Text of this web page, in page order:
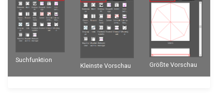
Suchfunktion
Kleinste Vorschau Größte Vorschau